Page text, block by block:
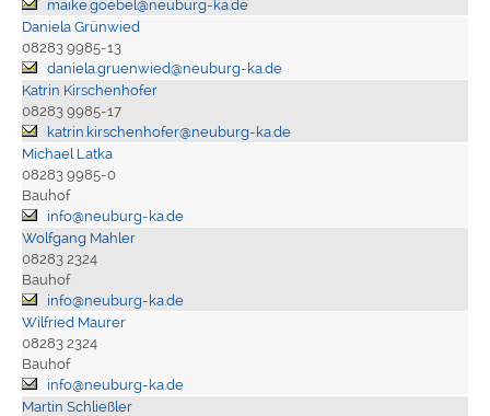
maike.goebel@neuburg-ka.de
Daniela Grünwied
08283 9985-13
daniela.gruenwied@neuburg-ka.de
Katrin Kirschenhofer
08283 9985-17
katrin.kirschenhofer@neuburg-ka.de
Michael Latka
08283 9985-0
Bauhof
info@neuburg-ka.de
Wolfgang Mahler
08283 2324
Bauhof
info@neuburg-ka.de
Wilfried Maurer
08283 2324
Bauhof
info@neuburg-ka.de
Martin Schließler